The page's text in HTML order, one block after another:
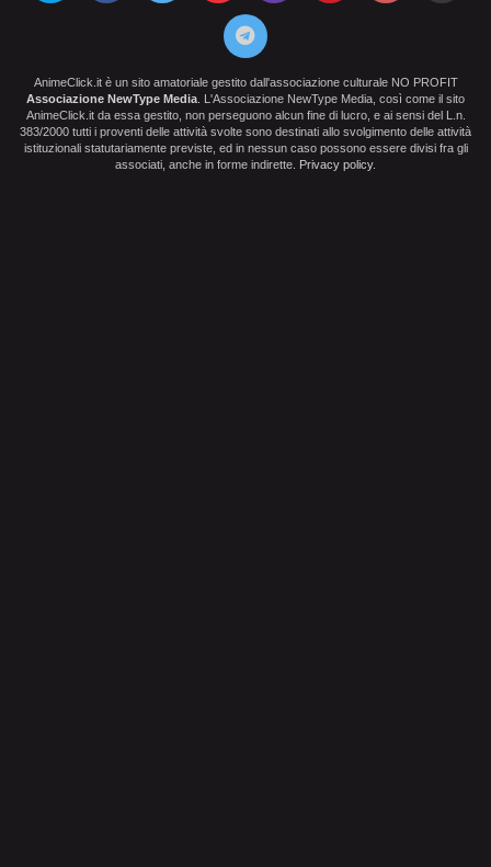
AnimeClick.it è un sito amatoriale gestito dall'associazione culturale NO PROFIT
Associazione NewType Media . L'Associazione NewType Media, così come il sito
AnimeClick.it da essa gestito, non perseguono alcun fine di lucro, e ai sensi del L.n.
383/2000 tutti i proventi delle attività svolte sono destinati allo svolgimento delle attività
istituzionali statutariamente previste, ed in nessun caso possono essere divisi fra gli
associati, anche in forme indirette. Privacy policy.